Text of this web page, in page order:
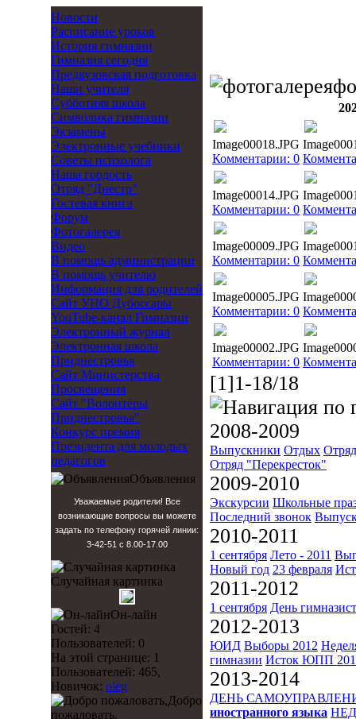
Новости
Расписание уроков
История гимназии
Гимназия сегодня
Предвузовская подготовка
Наши учителя
Субботняя школа
Символика гимназии
Экзамены
Электронные учебники
Советы психолога
Наша гордость
Отряд "Днестр"
Гостевая книга
Форум
Фотогалерея
Видео
В помощь администрации
В помощь учителю
Информация для родителей
Cайт УНО Дубоссары
YouTube-канал Гимназии
Электронный журнал
Электронная школа
Приднестровья
Сайт Министерства
Просвещения
Сайт "Волонтёры
Приднестровья"
Конкурс премия
Президента для молодых
педагогов
Объявления
Уважаемые родители! Все
возникающие вопросы вы можете
задать по телефону горячей линии:
3-42-51 с 8.00-17.00
Случайная картинка
Он-лайн
Гостей: 4
Пользователей: 0
На этой странице: 1
Пользователей: 465,
Новичок: oleg
Добро
пожаловать,
Image00018.JPG
Комментарии: 0
Image00014.JPG
Комментарии: 0
Image00009.JPG
Комментарии: 0
Image00005.JPG
Комментарии: 0
Image00002.JPG
Комментарии: 0
[1]1-18/18
2008-2009
Выпускники Отдых
Отряд "Перекресток"
2009-2010
Экскурсии Школьные
Последний звонок
2010-2011
1 сентября Лето - 2011
Новый год 23 февраля
2011-2012
1 сентября День
2012-2013
ЮИД Выборы 2012
гимназии Исток ЮПП
2013-2014
ДЕНЬ
иностранного языка